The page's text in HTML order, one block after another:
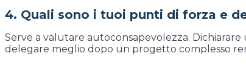
4. Quali sono i tuoi punti di forza e
Serve a valutare autoconsapevolezza.
delegare meglio dopo un progetto complesso